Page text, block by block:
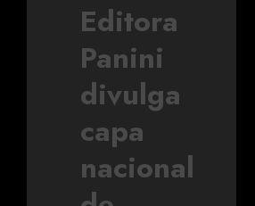
Editora
Panini
divulga
capa
nacional